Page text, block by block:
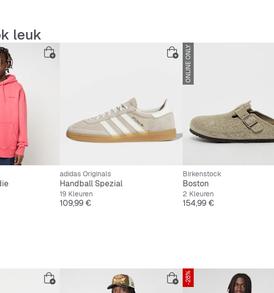
Steun voor de voetboog voor goede grip
Ademend, gevoerd voetbed
Bovenkant met leerlook
Gespsluiting voor een perfecte pasvorm
leuk
Prijs
adidas Originals
Handball Spezial
19 Kleuren
Prijs
109,99 €
ONLINE ONLY
Birkenstock
Boston
2 Kleuren
Prijs
154,99 €
-28%